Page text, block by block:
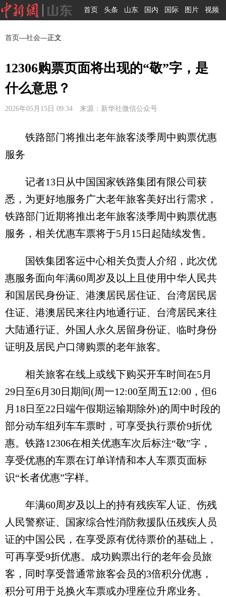
首页 头条 山东 国内 国际 图片 视频
首页—社会—正文
12306购票页面将出现的“敬”字，是
什么意思？
2026年05月15日 09:34 来源：新华社微信公众号
铁路部门将推出老年旅客淡季周中购票优惠
服务
记者13日从中国国家铁路集团有限公司获
悉，为更好地服务广大老年旅客美好出行需求，
铁路部门近期将推出老年旅客淡季周中购票优惠
服务，相关优惠车票将于5月15日起陆续发售。
国铁集团客运中心相关负责人介绍，此次优
惠服务面向年满60周岁及以上且使用中华人民共
和国居民身份证、港澳居民居住证、台湾居民居
住证、港澳居民来往内地通行证、台湾居民来往
大陆通行证、外国人永久居留身份证、临时身份
证明及居民户口簿购票的老年旅客。
相关旅客在线上或线下购买开车时间在5月
29日至6月30日期间(周一12:00至周五12:00，但6
月18日至22日端午假期运输期除外)的周中时段的
部分动车组列车车票时，可享受执行票价9折优
惠。铁路12306在相关优惠车次后标注“敬”字，
享受优惠的车票在订单详情和本人车票页面标
识“长者优惠”字样。
年满60周岁及以上的持有残疾军人证、伤残
人民警察证、国家综合性消防救援队伍残疾人员
证的中国公民，在享受原有优待票价的基础上，
可再享受9折优惠。成功购票出行的老年会员旅
客，同时享受普通常旅客会员的3倍积分优惠，
积分可用于兑换火车票或办理座位升席业务。